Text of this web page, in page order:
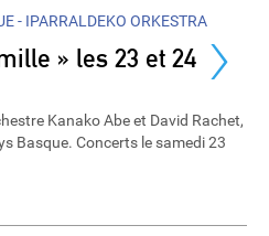
›
- IPARRALDEKO ORKESTRA
» les 23 et 24
Kanako Abe et David Rachet,
Basque. Concerts le samedi 23